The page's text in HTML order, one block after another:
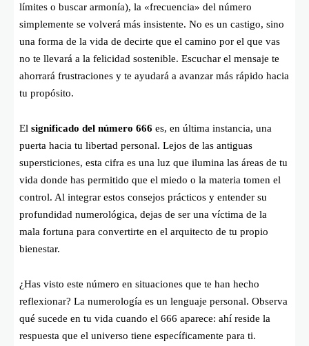
límites o buscar armonía), la «frecuencia» del número
simplemente se volverá más insistente. No es un castigo, sino
una forma de la vida de decirte que el camino por el que vas
no te llevará a la felicidad sostenible. Escuchar el mensaje te
ahorrará frustraciones y te ayudará a avanzar más rápido hacia
tu propósito.
El significado del número 666 es, en última instancia, una
puerta hacia tu libertad personal. Lejos de las antiguas
supersticiones, esta cifra es una luz que ilumina las áreas de tu
vida donde has permitido que el miedo o la materia tomen el
control. Al integrar estos consejos prácticos y entender su
profundidad numerológica, dejas de ser una víctima de la
mala fortuna para convertirte en el arquitecto de tu propio
bienestar.
¿Has visto este número en situaciones que te han hecho
reflexionar? La numerología es un lenguaje personal. Observa
qué sucede en tu vida cuando el 666 aparece: ahí reside la
respuesta que el universo tiene específicamente para ti.